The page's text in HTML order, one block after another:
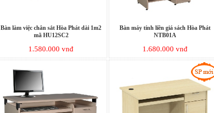
Bàn làm việc chân sắt Hòa Phát dài 1m2
mã HU12SC2
1.580.000 vnđ
Bàn máy tính liền giá sách Hòa Phát
NTB01A
1.680.000 vnđ